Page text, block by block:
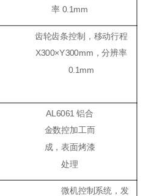
率 0.1mm
齿轮齿条控制，移动行程
X300×Y300mm，分辨率
0.1mm
AL6061 铝合
金数控加工而
成，表面烤漆
处理
微机控制系统，发